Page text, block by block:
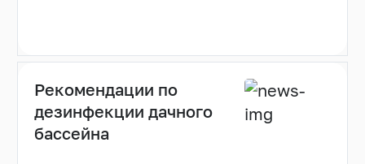
Рекомендации по
дезинфекции дачного
бассейна